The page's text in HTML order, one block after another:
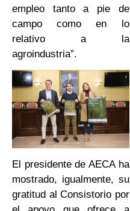
empleo tanto a pie de
campo como en lo
relativo a la
agroindustria”.
El presidente de AECA ha
mostrado, igualmente, su
gratitud al Consistorio por